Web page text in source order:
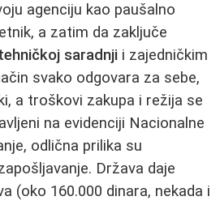
agenciju kao paušalno
a zatim da zaključe
saradnji i zajedničkim
svako odgovara za sebe,
a troškovi zakupa i režija se
na evidenciji Nacionalne
odlična prilika su
Država daje
(oko 160.000 dinara, nekada i